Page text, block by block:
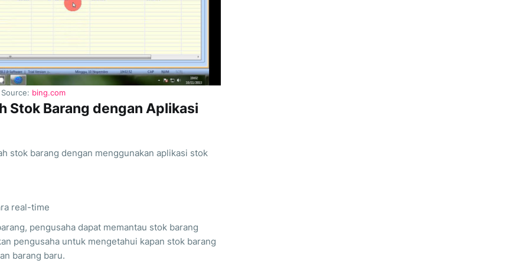
Source: bing.com
Stok Barang dengan Aplikasi
stok barang dengan menggunakan aplikasi stok
real-time
pengusaha dapat memantau stok barang
pengusaha untuk mengetahui kapan stok barang
barang baru.